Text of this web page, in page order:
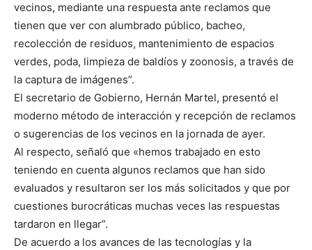
vecinos, mediante una respuesta ante reclamos que
tienen que ver con alumbrado público, bacheo,
recolección de residuos, mantenimiento de espacios
verdes, poda, limpieza de baldíos y zoonosis, a través de
la captura de imágenes”.
El secretario de Gobierno, Hernán Martel, presentó el
moderno método de interacción y recepción de reclamos
o sugerencias de los vecinos en la jornada de ayer.
Al respecto, señaló que «hemos trabajado en esto
teniendo en cuenta algunos reclamos que han sido
evaluados y resultaron ser los más solicitados y que por
cuestiones burocráticas muchas veces las respuestas
tardaron en llegar”.
De acuerdo a los avances de las tecnologías y la